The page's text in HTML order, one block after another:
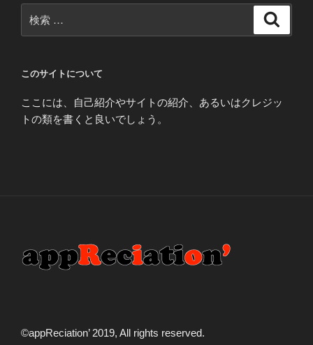
索:
このサイトについて
ここには、自己紹介やサイトの紹介、あるいはクレジッ
トの類を書くと良いでしょう。
©️appReciation’ 2019, All rights reserved.